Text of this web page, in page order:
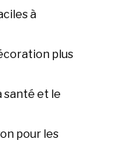
à
plus
santé et le
pour les